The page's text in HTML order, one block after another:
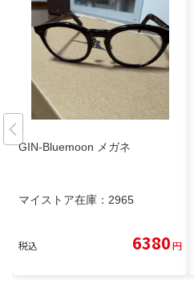
GIN-Bluemoon メガネ
マイストア在庫： 2965
税込 6380円